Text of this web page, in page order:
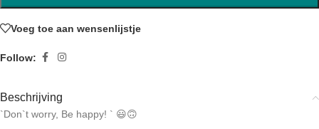
Voeg toe aan wensenlijstje
Follow:
Beschrijving
`Don`t worry, Be happy! ` 😃🙃